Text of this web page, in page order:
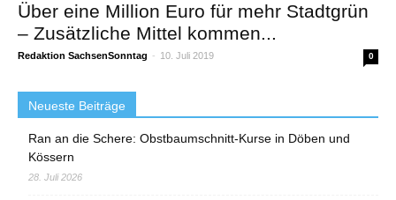
Über eine Million Euro für mehr Stadtgrün
– Zusätzliche Mittel kommen...
Redaktion SachsenSonntag - 10. Juli 2019 0
Neueste Beiträge
Ran an die Schere: Obstbaumschnitt-Kurse in Döben und
Kössern
28. Juli 2026